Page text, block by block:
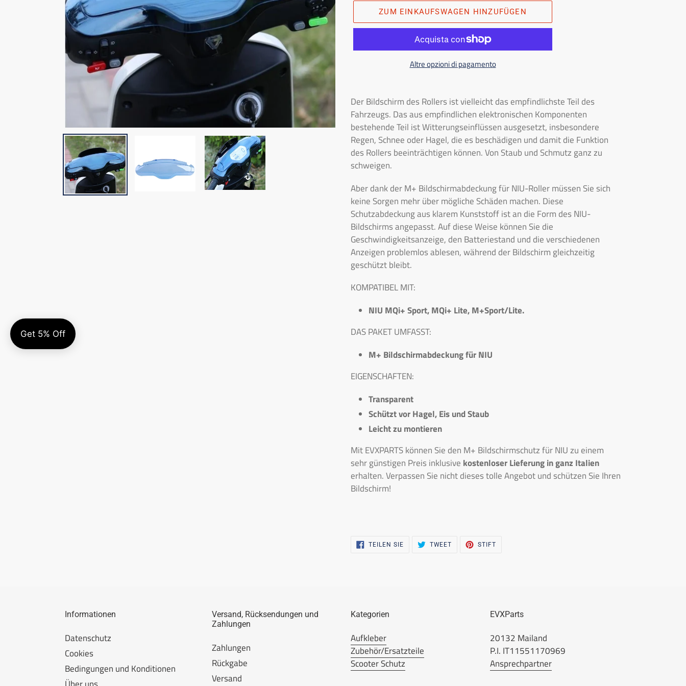
ZUM EINKAUFSWAGEN HINZUFÜGEN
Altre opzioni di pagamento
Produkt
in
den
Einkaufswagen
legen
Der Bildschirm des Rollers ist vielleicht das empfindlichste Teil des
Fahrzeugs. Das aus empfindlichen elektronischen Komponenten
bestehende Teil ist Witterungseinflüssen ausgesetzt, insbesondere
Regen, Schnee oder Hagel, die es beschädigen und damit die Funktion
des Rollers beeinträchtigen können. Von Staub und Schmutz ganz zu
schweigen.
Aber dank der M+ Bildschirmabdeckung für NIU-Roller müssen Sie sich
keine Sorgen mehr über mögliche Schäden machen. Diese
Schutzabdeckung aus klarem Kunststoff ist an die Form des NIU-
Bildschirms angepasst. Auf diese Weise können Sie die
Geschwindigkeitsanzeige, den Batteriestand und die verschiedenen
Anzeigen problemlos ablesen, während der Bildschirm gleichzeitig
geschützt bleibt.
KOMPATIBEL MIT:
NIU MQi+ Sport, MQi+ Lite, M+Sport/Lite.
DAS PAKET UMFASST:
M+ Bildschirmabdeckung für NIU
EIGENSCHAFTEN:
Transparent
Schützt vor Hagel, Eis und Staub
Leicht zu montieren
Mit EVXPARTS können Sie den M+ Bildschirmschutz für NIU zu einem
sehr günstigen Preis inklusive kostenloser Lieferung in ganz Italien
erhalten. Verpassen Sie nicht dieses tolle Angebot und schützen Sie Ihren
Bildschirm!
TEILEN SIEAUF
FACEBOOK
TWEET ZWITSCHERN
STIFT
Informationen
Datenschutz
Cookies
Bedingungen und Konditionen
Versand, Rücksendungen und
Zahlungen
Zahlungen
Rückgabe
Versand
Kategorien
Aufkleber
Zubehör/Ersatzteile
Scooter Schutz
EVXParts
20132 Mailand
P.I. IT11551170969
Ansprechpartner